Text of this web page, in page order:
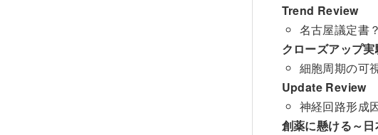
Trend Review
名古屋議定書
クローズアップ
細胞周期の可
Update Review
神経回路形成
創薬に懸ける～